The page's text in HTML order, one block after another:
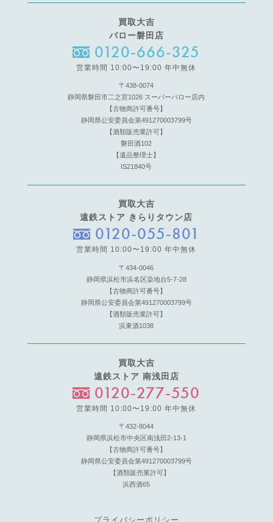
買取大吉
バロー磐田店
0120-666-325
営業時間 10:00〜19:00 年中無休
〒438-0074
静岡県磐田市二之宮1026 スーパーバロー店内
【古物商許可番号】
静岡県公安委員会第491270003799号
【酒類販売業許可】
磐田酒102
【遺品整理士】
IS21840号
買取大吉
遠鉄ストア きらりタウン店
0120-055-801
営業時間 10:00〜19:00 年中無休
〒434-0046
静岡県浜松市浜名区染地台5-7-28
【古物商許可番号】
静岡県公安委員会第491270003799号
【酒類販売業許可】
浜東酒1038
買取大吉
遠鉄ストア 南浅田店
0120-277-550
営業時間 10:00〜19:00 年中無休
〒432-8044
静岡県浜松市中央区南浅田2-13-1
【古物商許可番号】
静岡県公安委員会第491270003799号
【酒類販売業許可】
浜西酒65
プライバシーポリシー